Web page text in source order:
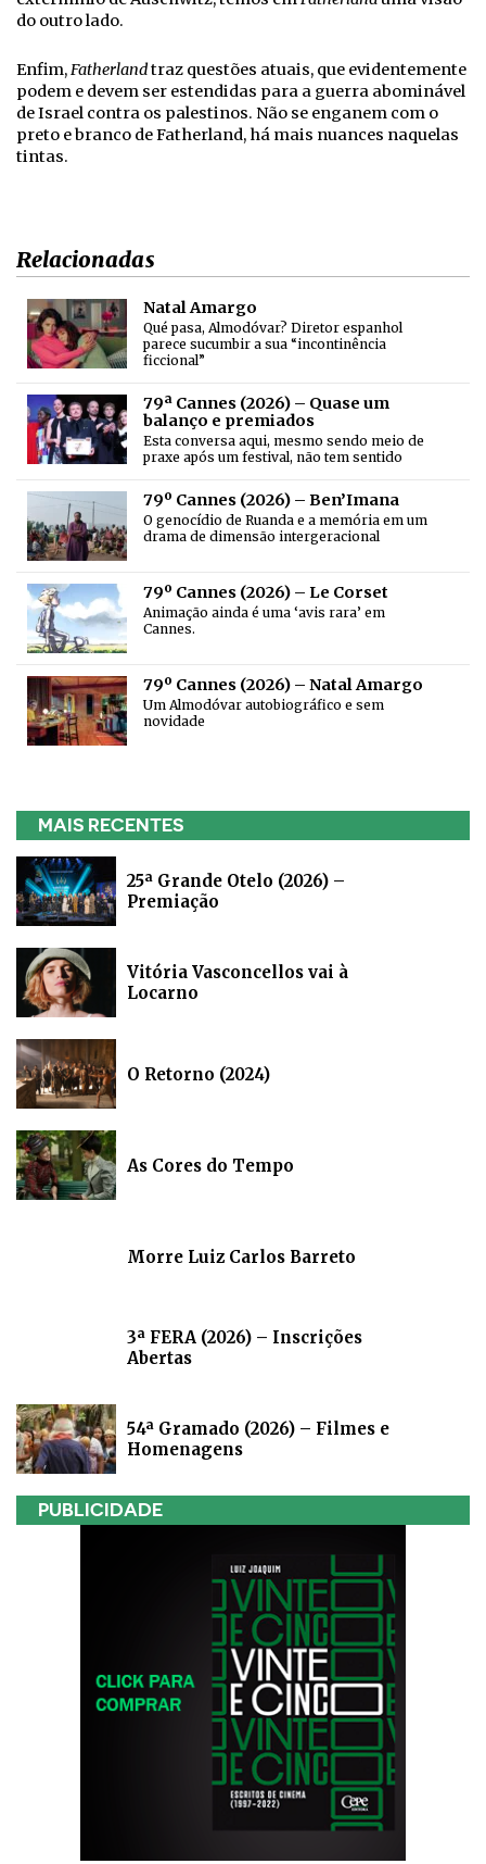
do outro lado.
Enfim,Fatherlandtraz questões atuais, que evidentemente
podem e devem ser estendidas para a guerra abominável
de Israel contra os palestinos. Não se enganem com o
preto e branco de Fatherland, há mais nuances naquelas
tintas.
Relacionadas
Natal Amargo
Qué pasa, Almodóvar? Diretor espanhol
parece sucumbir a sua “incontinência
ficcional”
79ª Cannes (2026) – Quase um
balanço e premiados
Esta conversa aqui, mesmo sendo meio de
praxe após um festival, não tem sentido
79º Cannes (2026) – Ben’Imana
O genocídio de Ruanda e a memória em um
drama de dimensão intergeracional
79º Cannes (2026) – Le Corset
Animação ainda é uma ‘avis rara’ em
Cannes.
79º Cannes (2026) – Natal Amargo
Um Almodóvar autobiográfico e sem
novidade
MAIS RECENTES
25ª Grande Otelo (2026) –
Premiação
Vitória Vasconcellos vai à
Locarno
O Retorno (2024)
As Cores do Tempo
Morre Luiz Carlos Barreto
3ª FERA (2026) – Inscrições
Abertas
54ª Gramado (2026) – Filmes e
Homenagens
PUBLICIDADE